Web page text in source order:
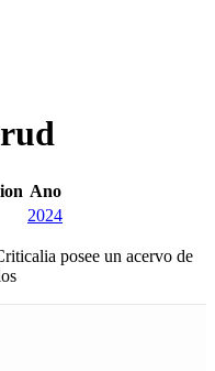
Ano
2024
posee un acervo de